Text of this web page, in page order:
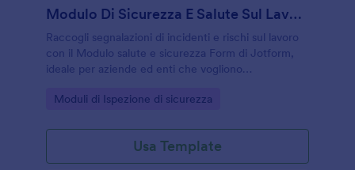
Modulo Di Sicurezza E Salute Sul Lavoro
Raccogli segnalazioni di incidenti e rischi sul lavoro
con il Modulo salute e sicurezza Form di Jotform,
ideale per aziende ed enti che vogliono
modulo in modo ordinato.
Go to Category:
Moduli di Ispezione di sicurezza
Usa Template